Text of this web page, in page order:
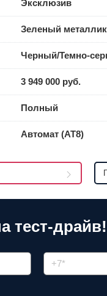
Эксклюзив
Зеленый металлик
Черный/Темно-
3 949 000 руб.
Полный
Автомат (AT8)
тест-драйв!